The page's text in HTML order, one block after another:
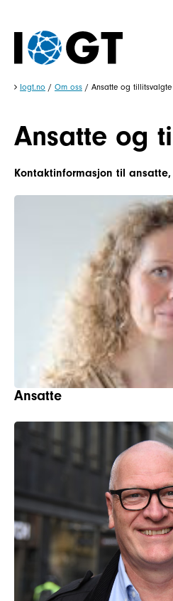
Iogt.no / Om oss / Ansatte og tillitsvalgte
Ansatte og
Kontaktinformasjon til
Ansatte